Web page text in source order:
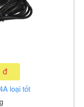
đ
loại tốt